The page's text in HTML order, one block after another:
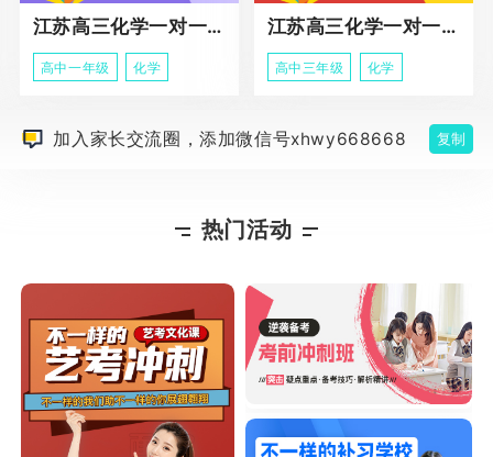
江苏高三化学一对一个性化辅导
高中一年级 化学
江苏高三化学一对一冲刺辅导课程
高中三年级 化学
加入家长交流圈，添加微信号xhwy668668 复制
热门活动